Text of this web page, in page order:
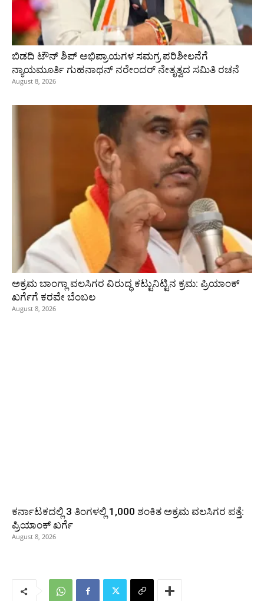
ಬಿಡದಿ ಟೌನ್ ಶಿಪ್ ಅಭಿಪ್ರಾಯಗಳ ಸಮಗ್ರ ಪರಿಶೀಲನೆಗೆ
ನ್ಯಾಯಮೂರ್ತಿ ಗುಹನಾಥನ್ ನರೇಂದರ್ ನೇತೃತ್ವದ ಸಮಿತಿ ರಚನೆ
August 8, 2026
ಅಕ್ರಮ ಬಾಂಗ್ಲಾ ವಲಸಿಗರ ವಿರುದ್ಧ ಕಟ್ಟುನಿಟ್ಟಿನ ಕ್ರಮ: ಪ್ರಿಯಾಂಕ್
ಖರ್ಗೆಗೆ ಕರವೇ ಬೆಂಬಲ
August 8, 2026
ಕರ್ನಾಟಕದಲ್ಲಿ 3 ತಿಂಗಳಲ್ಲಿ 1,000 ಶಂಕಿತ ಅಕ್ರಮ ವಲಸಿಗರ ಪತ್ತೆ:
ಪ್ರಿಯಾಂಕ್‌ ಖರ್ಗೆ
August 8, 2026